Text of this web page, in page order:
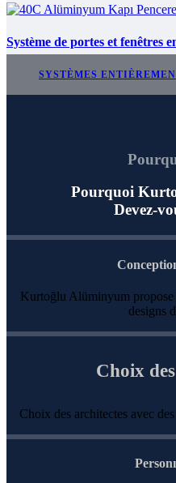
Système de portes et fenêtres
SYSTÈMES
Pourquoi
Devez-
Kurtoğlu Alüminyum propose
designs
Choix
Choix des architectes avec